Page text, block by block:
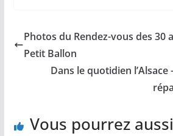
Photos du Rendez-vous des 30
Petit Ballon
Dans le quotidien
Vous pourrez